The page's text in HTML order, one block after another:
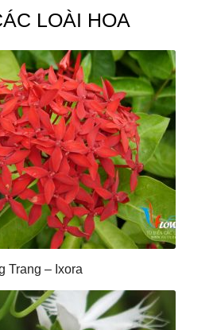
LOÀI HOA
Trang – Ixora